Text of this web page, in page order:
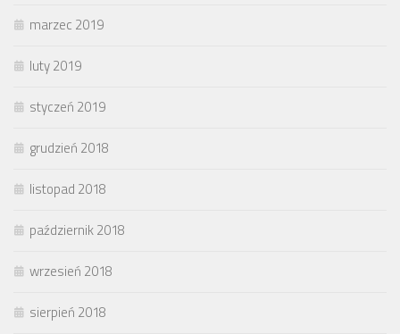
marzec 2019
luty 2019
styczeń 2019
grudzień 2018
listopad 2018
październik 2018
wrzesień 2018
sierpień 2018